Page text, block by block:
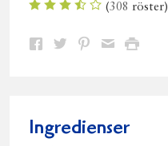
(308 röster)
Dela Dela Dela DelaSkriv
Ingredienser